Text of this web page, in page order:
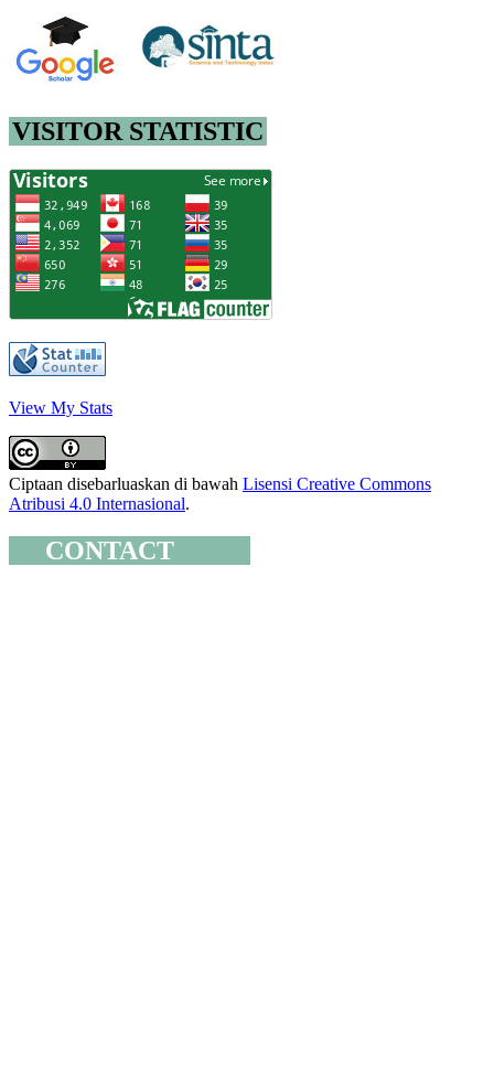
VISITOR STATISTIC
View My Stats
Ciptaan disebarluaskan di bawah Lisensi Creative Commons
Atribusi 4.0 Internasional.
CONTACT